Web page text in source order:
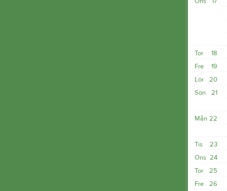
18
Tor
19
Fre
20
Lör
21
Sön
22
Mån
23
Tis
24
Ons
25
Tor
26
Fre